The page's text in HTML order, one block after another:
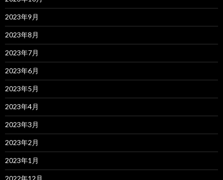
2023年9月
2023年8月
2023年7月
2023年6月
2023年5月
2023年4月
2023年3月
2023年2月
2023年1月
2022年12月